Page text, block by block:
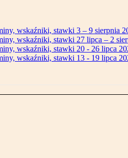
wskaźniki, stawki 3 – 9 sierpnia
wskaźniki, stawki 27 lipca – 2
wskaźniki, stawki 20 - 26 lipca
wskaźniki, stawki 13 - 19 lipca